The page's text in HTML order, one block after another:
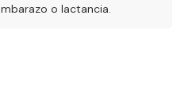
o lactancia.